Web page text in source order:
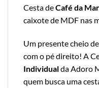
Cesta deCafé da
caixote de MDF nas
Um presente cheio
com o pé direito! A
Individualda Adoro
quem busca uma